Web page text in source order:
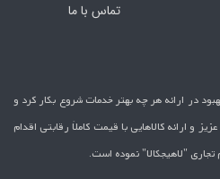
تماس با ما
از سال 1395 با هدف بهبود در ارائه هر چه بهتر خدمات شروع بکار کرد و
و ارائه کالاهایی با قیمت کاملاَ رقابتی اقدام
"لاهیج­کالا" نموده است.